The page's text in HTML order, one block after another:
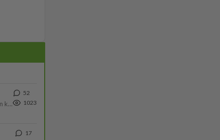
Olen säälittävä, mitä tulee sinun kohtaamiseen. Tunnen vaan itseni todella epävarmaksi sun kanssa. Jos minun olisi pitän
52
1023
17